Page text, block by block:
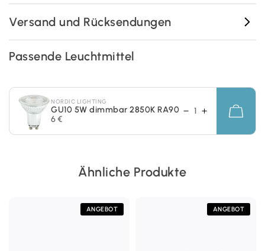
Versand und Rücksendungen
Passende Leuchtmittel
NORDIC LIGHTING
GU10 5W dimmbar 2850K RA90
6 €
Ähnliche Produkte
ANGEBOT ANGEBOT